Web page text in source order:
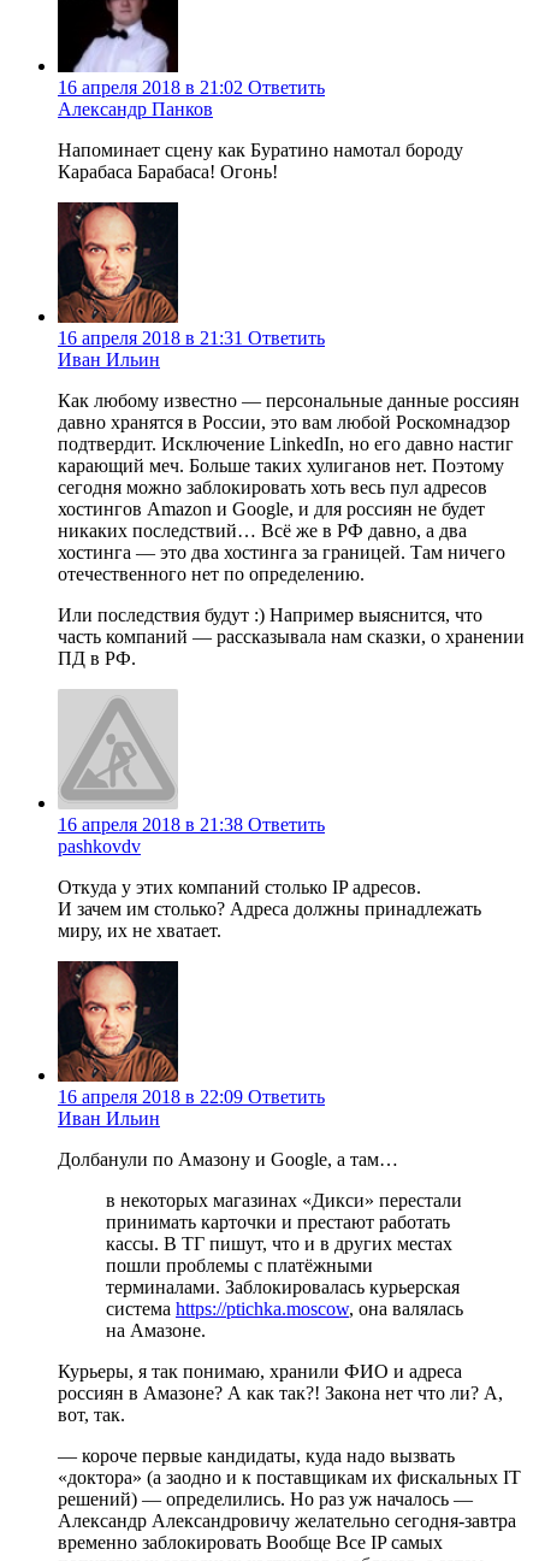
16 апреля 2018 в 21:02 Ответить
Александр Панков
Напоминает сцену как Буратино намотал бороду
Карабаса Барабаса! Огонь!
16 апреля 2018 в 21:31 Ответить
Иван Ильин
Как любому известно — персональные данные россиян
давно хранятся в России, это вам любой Роскомнадзор
подтвердит. Исключение LinkedIn, но его давно настиг
карающий меч. Больше таких хулиганов нет. Поэтому
сегодня можно заблокировать хоть весь пул адресов
хостингов Amazon и Google, и для россиян не будет
никаких последствий… Всё же в РФ давно, а два
хостинга — это два хостинга за границей. Там ничего
отечественного нет по определению.
Или последствия будут :) Например выяснится, что
часть компаний — рассказывала нам сказки, о хранении
ПД в РФ.
16 апреля 2018 в 21:38 Ответить
pashkovdv
Откуда у этих компаний столько IP адресов.
И зачем им столько? Адреса должны принадлежать
миру, их не хватает.
16 апреля 2018 в 22:09 Ответить
Иван Ильин
Долбанули по Амазону и Google, а там…
в некоторых магазинах «Дикси» перестали
принимать карточки и престают работать
кассы. В ТГ пишут, что и в других местах
пошли проблемы с платёжными
терминалами. Заблокировалась курьерская
система https://ptichka.moscow, она валялась
на Амазоне.
Курьеры, я так понимаю, хранили ФИО и адреса
россиян в Амазоне? А как так?! Закона нет что ли? А,
вот, так.
— короче первые кандидаты, куда надо вызвать
«доктора» (а заодно и к поставщикам их фискальных IT
решений) — определились. Но раз уж началось —
Александр Александровичу желательно сегодня-завтра
временно заблокировать Вообще Все IP самых